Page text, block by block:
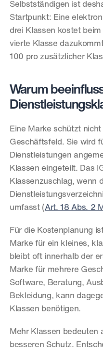
Selbstständigen ist
Startpunkt: Eine
drei Klassen kostet
vierte Klasse
100 pro zusätzlicher
Warum
Eine Marke schützt
Geschäftsfeld. Sie wird
Dienstleistungen
Klassen eingeteilt. Das
Klassenzuschlag, wenn
umfasst (Art. 18 Abs. 2
Für die Kostenplanung
Marke für ein kleines,
bleibt oft innerhalb der
Marke für mehrere
Software, Beratung,
Bekleidung, kann
Klassen benötigen.
Mehr Klassen bedeuten
besseren Schutz.